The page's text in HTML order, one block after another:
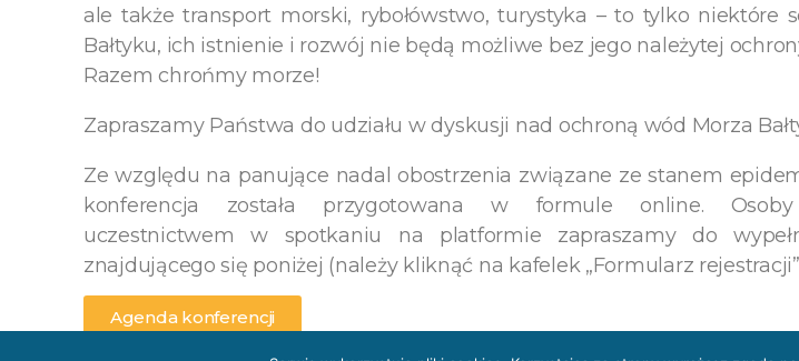
ale także transport morski, rybołówstwo, turystyka – to tylko niektóre
Bałtyku, ich istnienie i rozwój nie będą możliwe bez jego należytej
Razem chrońmy morze!
Zapraszamy Państwa do udziału w dyskusji nad ochroną wód Morza
Ze względu na panujące nadal obostrzenia związane ze stanem
konferencja została przygotowana w formule online. Osoby
uczestnictwem w spotkaniu na platformie zapraszamy do
znajdującego się poniżej (należy kliknąć na kafelek „Formularz
Agenda konferencji